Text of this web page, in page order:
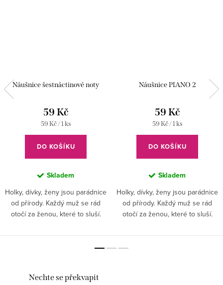
Náušnice šestnáctinové noty
59 Kč
Měrná
cena:
59 Kč / 1 ks
DO KOŠÍKU
Skladem
Holky, dívky, ženy jsou parádnice
od přírody. Každý muž se rád
otočí za ženou, které to sluší.
Náušnice PIANO 2
59 Kč
Měrná
cena:
59 Kč / 1 ks
DO KOŠÍKU
Skladem
Holky, dívky, ženy jsou parádnice
od přírody. Každý muž se rád
otočí za ženou, které to sluší.
Nechte se překvapit